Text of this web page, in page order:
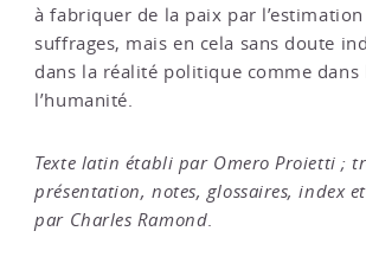
à fabriquer de la paix par
suffrages, mais en cela sans doute
dans la réalité politique comme dans
l’humanité.
Texte latin établi par Omero Proietti ;
présentation, notes, glossaires, index
par Charles Ramond.